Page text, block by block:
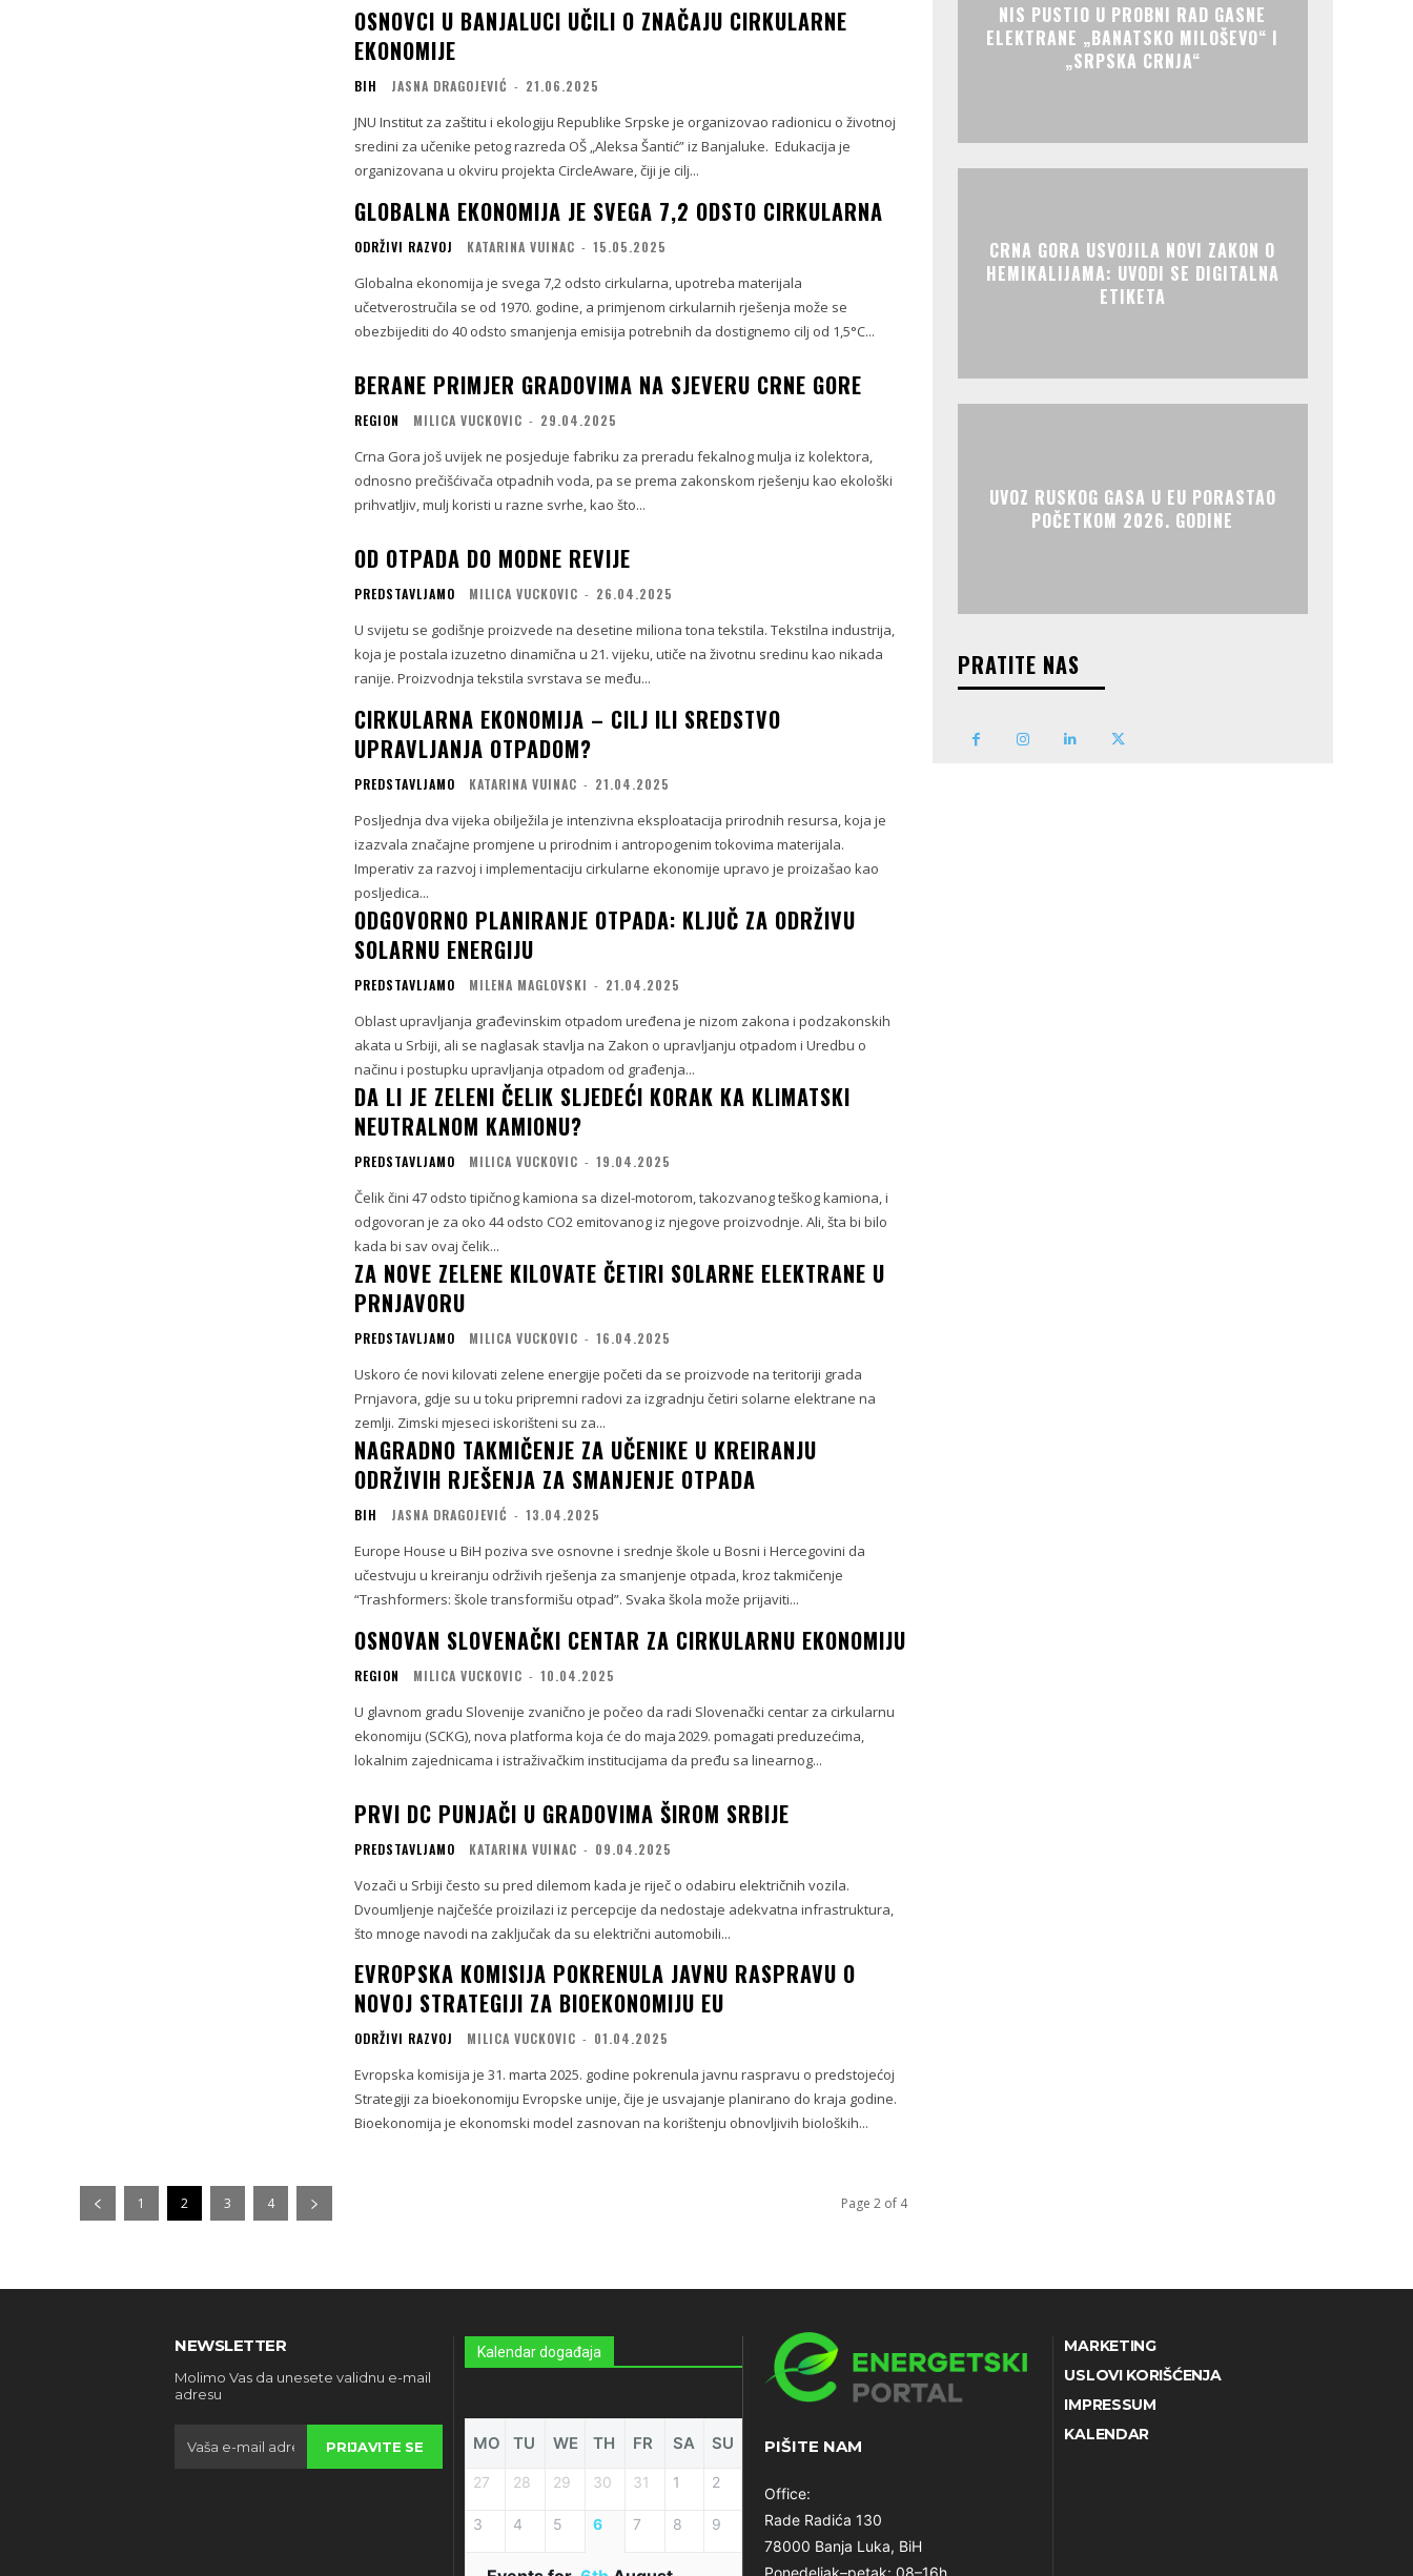
OSNOVCI U BANJALUCI UČILI O ZNAČAJU CIRKULARNE
EKONOMIJE
BIH JASNA DRAGOJEVIĆ - 21.06.2025
JNU Institut za zaštitu i ekologiju Republike Srpske je organizovao radionicu o životnoj
sredini za učenike petog razreda OŠ „Aleksa Šantić” iz Banjaluke. Edukacija je
organizovana u okviru projekta CircleAware, čiji je cilj...
GLOBALNA EKONOMIJA JE SVEGA 7,2 ODSTO CIRKULARNA
ODRŽIVI RAZVOJ KATARINA VUINAC - 15.05.2025
Globalna ekonomija je svega 7,2 odsto cirkularna, upotreba materijala
učetverostručila se od 1970. godine, a primjenom cirkularnih rješenja može se
obezbijediti do 40 odsto smanjenja emisija potrebnih da dostignemo cilj od 1,5°C...
BERANE PRIMJER GRADOVIMA NA SJEVERU CRNE GORE
REGION MILICA VUCKOVIC - 29.04.2025
Crna Gora još uvijek ne posjeduje fabriku za preradu fekalnog mulja iz kolektora,
odnosno prečišćivača otpadnih voda, pa se prema zakonskom rješenju kao ekološki
prihvatljiv, mulj koristi u razne svrhe, kao što...
OD OTPADA DO MODNE REVIJE
PREDSTAVLJAMO MILICA VUCKOVIC - 26.04.2025
U svijetu se godišnje proizvede na desetine miliona tona tekstila. Tekstilna industrija,
koja je postala izuzetno dinamična u 21. vijeku, utiče na životnu sredinu kao nikada
ranije. Proizvodnja tekstila svrstava se među...
CIRKULARNA EKONOMIJA – CILJ ILI SREDSTVO
UPRAVLJANJA OTPADOM?
PREDSTAVLJAMO KATARINA VUINAC - 21.04.2025
Posljednja dva vijeka obilježila je intenzivna eksploatacija prirodnih resursa, koja je
izazvala značajne promjene u prirodnim i antropogenim tokovima materijala.
Imperativ za razvoj i implementaciju cirkularne ekonomije upravo je proizašao kao
posljedica...
ODGOVORNO PLANIRANJE OTPADA: KLJUČ ZA ODRŽIVU
SOLARNU ENERGIJU
PREDSTAVLJAMO MILENA MAGLOVSKI - 21.04.2025
Oblast upravljanja građevinskim otpadom uređena je nizom zakona i podzakonskih
akata u Srbiji, ali se naglasak stavlja na Zakon o upravljanju otpadom i Uredbu o
načinu i postupku upravljanja otpadom od građenja...
DA LI JE ZELENI ČELIK SLJEDEĆI KORAK KA KLIMATSKI
NEUTRALNOM KAMIONU?
PREDSTAVLJAMO MILICA VUCKOVIC - 19.04.2025
Čelik čini 47 odsto tipičnog kamiona sa dizel-motorom, takozvanog teškog kamiona, i
odgovoran je za oko 44 odsto CO2 emitovanog iz njegove proizvodnje. Ali, šta bi bilo
kada bi sav ovaj čelik...
ZA NOVE ZELENE KILOVATE ČETIRI SOLARNE ELEKTRANE U
PRNJAVORU
PREDSTAVLJAMO MILICA VUCKOVIC - 16.04.2025
Uskoro će novi kilovati zelene energije početi da se proizvode na teritoriji grada
Prnjavora, gdje su u toku pripremni radovi za izgradnju četiri solarne elektrane na
zemlji. Zimski mjeseci iskorišteni su za...
NAGRADNO TAKMIČENJE ZA UČENIKE U KREIRANJU
ODRŽIVIH RJEŠENJA ZA SMANJENJE OTPADA
BIH JASNA DRAGOJEVIĆ - 13.04.2025
Europe House u BiH poziva sve osnovne i srednje škole u Bosni i Hercegovini da
učestvuju u kreiranju održivih rješenja za smanjenje otpada, kroz takmičenje
“Trashformers: škole transformišu otpad”. Svaka škola može prijaviti...
OSNOVAN SLOVENAČKI CENTAR ZA CIRKULARNU EKONOMIJU
REGION MILICA VUCKOVIC - 10.04.2025
U glavnom gradu Slovenije zvanično je počeo da radi Slovenački centar za cirkularnu
ekonomiju (SCKG), nova platforma koja će do maja 2029. pomagati preduzećima,
lokalnim zajednicama i istraživačkim institucijama da pređu sa linearnog...
PRVI DC PUNJAČI U GRADOVIMA ŠIROM SRBIJE
PREDSTAVLJAMO KATARINA VUINAC - 09.04.2025
Vozači u Srbiji često su pred dilemom kada je riječ o odabiru električnih vozila.
Dvoumljenje najčešće proizilazi iz percepcije da nedostaje adekvatna infrastruktura,
što mnoge navodi na zaključak da su električni automobili...
EVROPSKA KOMISIJA POKRENULA JAVNU RASPRAVU O
NOVOJ STRATEGIJI ZA BIOEKONOMIJU EU
ODRŽIVI RAZVOJ MILICA VUCKOVIC - 01.04.2025
Evropska komisija je 31. marta 2025. godine pokrenula javnu raspravu o predstojećoj
Strategiji za bioekonomiju Evropske unije, čije je usvajanje planirano do kraja godine.
Bioekonomija je ekonomski model zasnovan na korištenju obnovljivih bioloških...
1 2 3 4 Page 2 of 4
NIS PUSTIO U PROBNI RAD GASNE
ELEKTRANE „BANATSKO MILOŠEVO“ I
„SRPSKA CRNJA“
CRNA GORA USVOJILA NOVI ZAKON O
HEMIKALIJAMA: UVODI SE DIGITALNA
ETIKETA
UVOZ RUSKOG GASA U EU PORASTAO
POČETKOM 2026. GODINE
PRATITE NAS
NEWSLETTER
Molimo Vas da unesete validnu e-mail
adresu
PRIJAVITE SE
Kalendar događaja
MO TU WE TH FR SA SU
27 28 29 30 31 1 2
3 4 5 6 7 8 9
PIŠITE NAM
Office:
Rade Radića 130
78000 Banja Luka, BiH
Ponedeljak–petak: 08–16h
MARKETING
USLOVI KORIŠĆENJA
IMPRESSUM
KALENDAR